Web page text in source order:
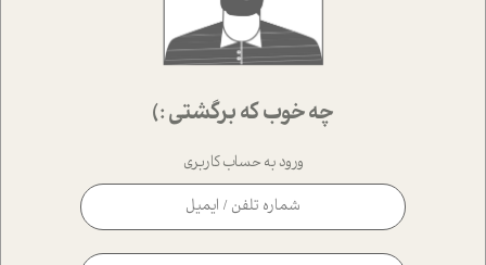
چه خوب که برگشتی :)
ورود به حساب کاربری